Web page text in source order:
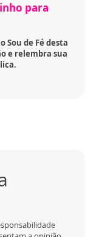
para
Sou de Fé desta
e relembra sua